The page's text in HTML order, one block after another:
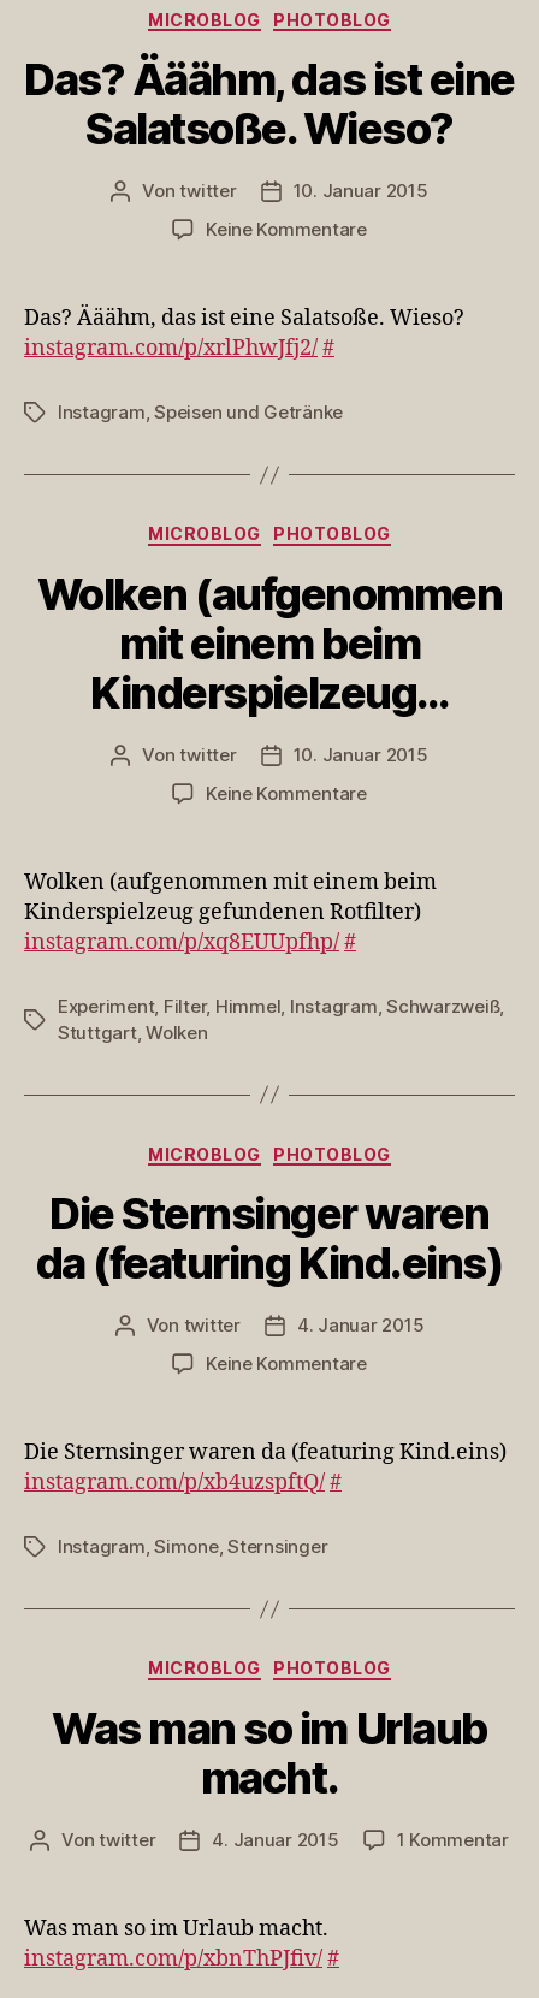
Kategorien
MICROBLOG PHOTOBLOG
Das? Ääähm, das ist eine
Salatsoße. Wieso?
Beitragsautor
Vontwitter Veröffentlichungsdatum
10. Januar 2015
Keine Kommentarezu
das
Das? Ääähm, das ist eine Salatsoße. Wieso?
instagram.com/p/xrlPhwJfj2/#
Schlagwörter
Instagram,Speisen und Getränke
Kategorien
MICROBLOG PHOTOBLOG
Wolken (aufgenommen
mit einem beim
Kinderspielzeug…
Beitragsautor
Vontwitter Veröffentlichungsdatum
10. Januar 2015
Keine Kommentarezu
mit
einem
beim
Wolken (aufgenommen mit einem beim
Kinderspielzeug gefundenen Rotfilter)
instagram.com/p/xq8EUUpfhp/#
Schlagwörter
Experiment, Filter, Himmel, Instagram,Schwarzweiß,
Stuttgart,Wolken
Kategorien
MICROBLOG PHOTOBLOG
Die Sternsinger waren
da (featuring Kind.eins)
Beitragsautor
Von twitter Veröffentlichungsdatum
4. Januar 2015
Keine Kommentarezu
waren
da
Die Sternsinger waren da (featuring Kind.eins)
instagram.com/p/xb4uzspftQ/#
Schlagwörter
Instagram,Simone,Sternsinger
Kategorien
MICROBLOG PHOTOBLOG
Was man so im Urlaub
macht.
Beitragsautor
Vontwitter Veröffentlichungsdatum
4. Januar 2015 1 Kommentarzu
Was man so im Urlaub macht.
instagram.com/p/xbnThPJfiv/#